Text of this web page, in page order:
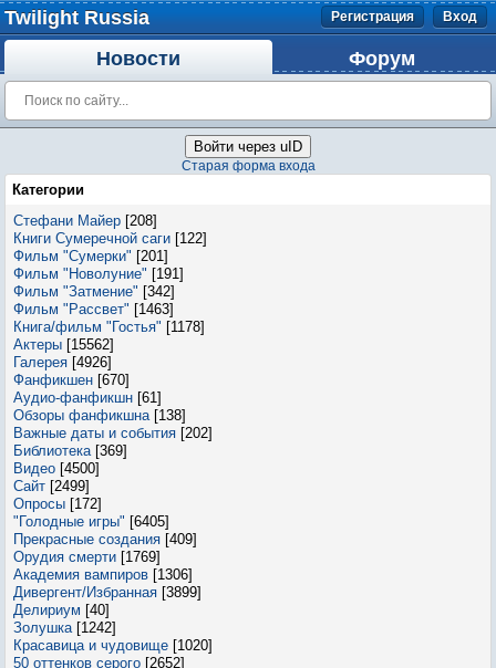
Twilight Russia Регистрация Вход
Новости Форум
Войти через uID
Старая форма входа
Категории
Стефани Майер [208]
Книги Сумеречной саги [122]
Фильм "Сумерки" [201]
Фильм "Новолуние" [191]
Фильм "Затмение" [342]
Фильм "Рассвет" [1463]
Книга/фильм "Гостья" [1178]
Актеры [15562]
Галерея [4926]
Фанфикшен [670]
Аудио-фанфикшн [61]
Обзоры фанфикшна [138]
Важные даты и события [202]
Библиотека [369]
Видео [4500]
Сайт [2499]
Опросы [172]
"Голодные игры" [6405]
Прекрасные создания [409]
Орудия смерти [1769]
Академия вампиров [1306]
Дивергент/Избранная [3899]
Делириум [40]
Золушка [1242]
Красавица и чудовище [1020]
50 оттенков серого [2652]